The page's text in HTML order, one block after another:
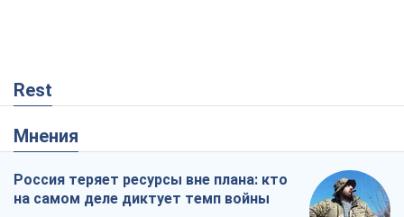
Rest
Мнения
Россия теряет ресурсы вне плана: кто
на самом деле диктует темп войны